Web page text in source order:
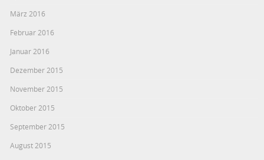
März 2016
Februar 2016
Januar 2016
Dezember 2015
November 2015
Oktober 2015
September 2015
August 2015